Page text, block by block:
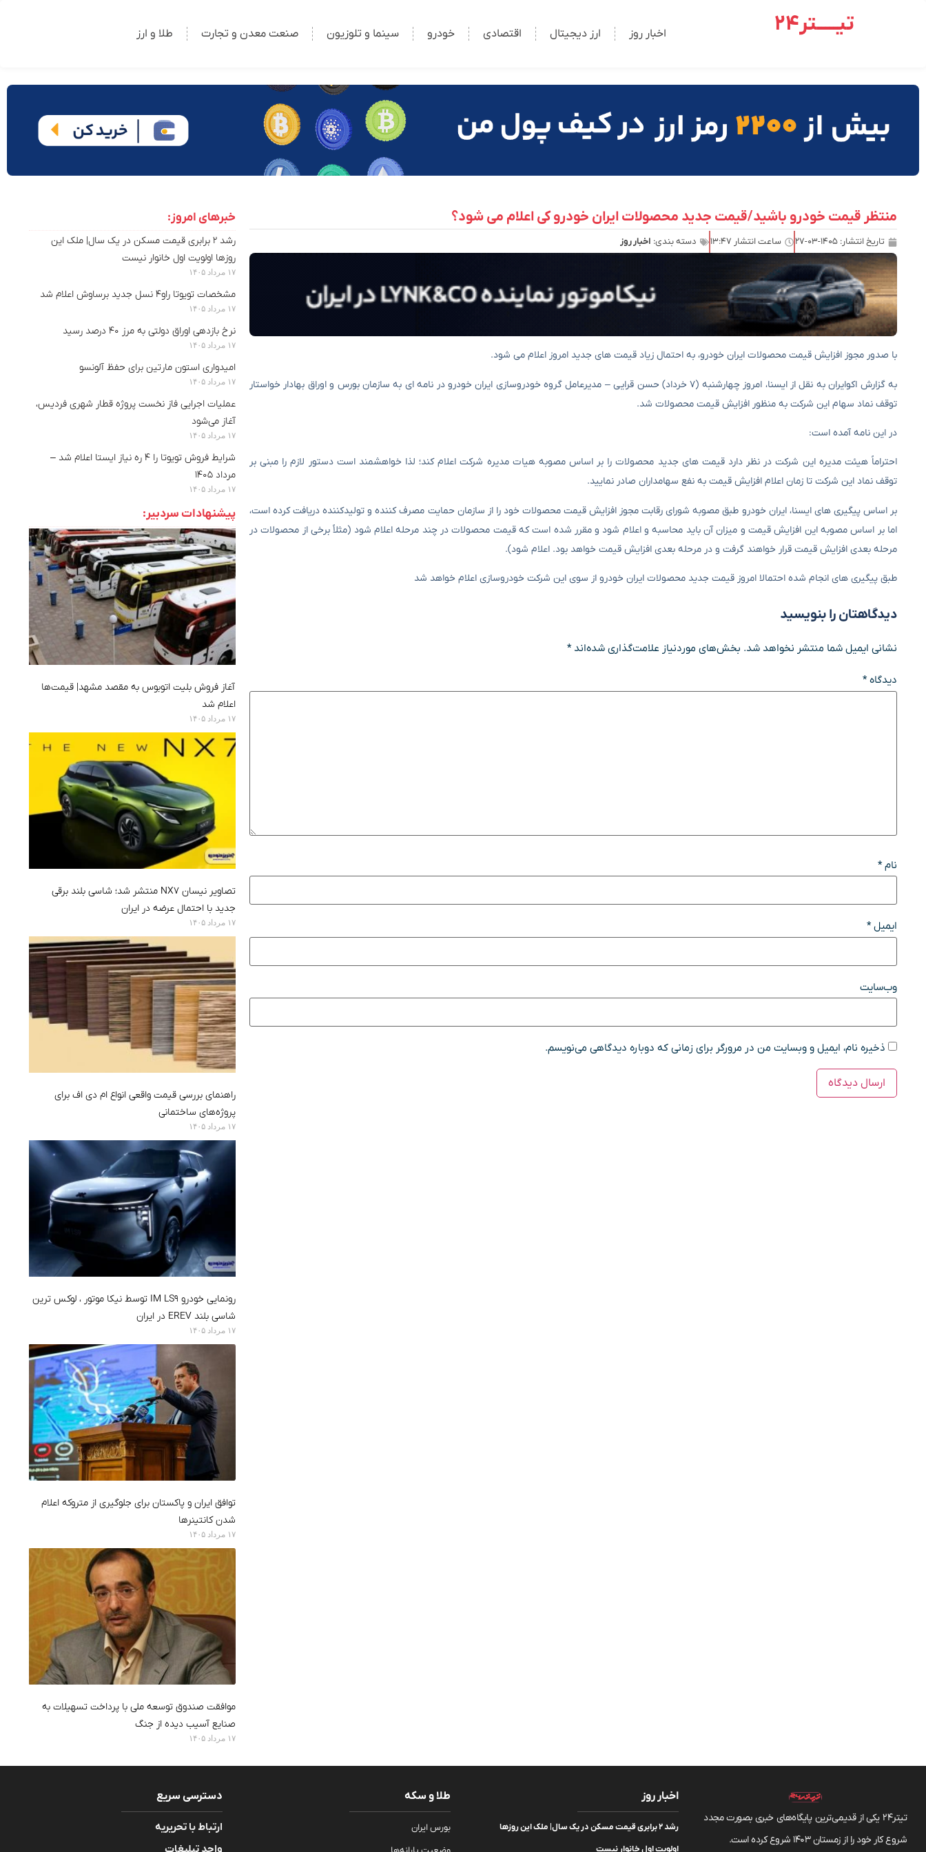
تیـــــتر24 اخبار روز ارز دیجیتال اقتصادی خودرو سینما و تلوزیون صنعت معدن و تجارت طلا و ارز
منتظر قیمت خودرو باشید/قیمت جدید محصولات ایران خودرو کی اعلام می شود؟
تاریخ انتشار: ۱۴۰۵-۰۳-۲۷ ساعت انتشار ۱۳:۴۷ دسته بندی: اخبار روز
با صدور مجوز افزایش قیمت محصولات ایران خودرو، به احتمال زیاد قیمت های جدید امروز اعلام می شود.
به گزارش اکوایران به نقل از ایسنا، امروز چهارشنبه (۷ خرداد) حسن قرایی – مدیرعامل گروه خودروسازی ایران خودرو در نامه ای به سازمان بورس و اوراق بهادار خواستار
توقف نماد سهام این شرکت به منظور افزایش قیمت محصولات شد.
در این نامه آمده است:
احتراماً هیئت مدیره این شرکت در نظر دارد قیمت های جدید محصولات را بر اساس مصوبه هیات مدیره شرکت اعلام کند؛ لذا خواهشمند است دستور لازم را مبنی بر
توقف نماد این شرکت تا زمان اعلام افزایش قیمت به نفع سهامداران صادر نمایید.
بر اساس پیگیری های ایسنا، ایران خودرو طبق مصوبه شورای رقابت مجوز افزایش قیمت محصولات خود را از سازمان حمایت مصرف کننده و تولیدکننده دریافت کرده است،
اما بر اساس مصوبه این افزایش قیمت و میزان آن باید محاسبه و اعلام شود و مقرر شده است که قیمت محصولات در چند مرحله اعلام شود (مثلاً برخی از محصولات در
مرحله بعدی افزایش قیمت قرار خواهند گرفت و در مرحله بعدی افزایش قیمت خواهد بود. اعلام شود).
طبق پیگیری های انجام شده احتمالا امروز قیمت جدید محصولات ایران خودرو از سوی این شرکت خودروسازی اعلام خواهد شد
دیدگاهتان را بنویسید
نشانی ایمیل شما منتشر نخواهد شد. بخش‌های موردنیاز علامت‌گذاری شده‌اند*
دیدگاه*
نام*
ایمیل*
وب‌سایت
ذخیره نام، ایمیل و وبسایت من در مرورگر برای زمانی که دوباره دیدگاهی می‌نویسم.
خبرهای امروز:
رشد ۲ برابری قیمت مسکن در یک سال| ملک این
روزها اولویت اول خانوار نیست
۱۷ مرداد ۱۴۰۵
مشخصات تویوتا راو۴ نسل جدید برساوش اعلام شد
۱۷ مرداد ۱۴۰۵
نرخ بازدهی اوراق دولتی به مرز ۴۰ درصد رسید
۱۷ مرداد ۱۴۰۵
امیدواری استون مارتین برای حفظ آلونسو
۱۷ مرداد ۱۴۰۵
عملیات اجرایی فاز نخست پروژه قطار شهری فردیس،
آغاز می‌شود
۱۷ مرداد ۱۴۰۵
شرایط فروش تویوتا را ۴ ره نیاز ایستا اعلام شد –
مرداد ۱۴۰۵
۱۷ مرداد ۱۴۰۵
پیشنهادات سردبیر:
آغاز فروش بلیت اتوبوس به مقصد مشهد| قیمت‌ها
اعلام شد
۱۷ مرداد ۱۴۰۵
تصاویر نیسان NX7 منتشر شد؛ شاسی بلند برقی
جدید با احتمال عرضه در ایران
۱۷ مرداد ۱۴۰۵
راهنمای بررسی قیمت واقعی انواع ام دی اف برای
پروژه‌های ساختمانی
۱۷ مرداد ۱۴۰۵
رونمایی خودرو IM LS9 توسط نیکا موتور ، لوکس ترین
شاسی بلند EREV در ایران
۱۷ مرداد ۱۴۰۵
توافق ایران و پاکستان برای جلوگیری از متروکه اعلام
شدن کانتینرها
۱۷ مرداد ۱۴۰۵
موافقت صندوق توسعه ملی با پرداخت تسهیلات به
صنایع آسیب دیده از جنگ
۱۷ مرداد ۱۴۰۵
تیتر24 یکی از قدیمی‌ترین پایگاه‌های خبری بصورت مجدد
شروع کار خود را از زمستان 1403 شروع کرده است.
اخبار روز
رشد ۲ برابری قیمت مسکن در یک سال| ملک این روزها
اولویت اول خانوار نیست
طلا و سکه
بورس ایران
دسترسی سریع
ارتباط با تحریریه